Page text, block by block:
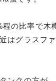
の比率で木
はグラスフ